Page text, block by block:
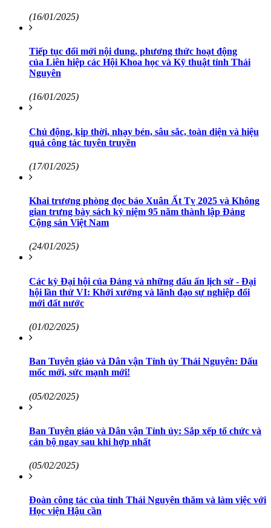
(16/01/2025)
Tiếp tục đổi mới nội dung, phương thức hoạt động
của Liên hiệp các Hội Khoa học và Kỹ thuật tỉnh Thái
Nguyên
(16/01/2025)
Chủ động, kịp thời, nhạy bén, sâu sắc, toàn diện và hiệu
quả công tác tuyên truyền
(17/01/2025)
Khai trương phòng đọc báo Xuân Ất Tỵ 2025 và Không
gian trưng bày sách kỷ niệm 95 năm thành lập Đảng
Cộng sản Việt Nam
(24/01/2025)
Các kỳ Đại hội của Đảng và những dấu ấn lịch sử - Đại
hội lần thứ VI: Khởi xướng và lãnh đạo sự nghiệp đổi
mới đất nước
(01/02/2025)
Ban Tuyên giáo và Dân vận Tỉnh ủy Thái Nguyên: Dấu
mốc mới, sức mạnh mới!
(05/02/2025)
Ban Tuyên giáo và Dân vận Tỉnh ủy: Sắp xếp tổ chức và
cán bộ ngay sau khi hợp nhất
(05/02/2025)
Đoàn công tác của tỉnh Thái Nguyên thăm và làm việc với
Học viện Hậu cần